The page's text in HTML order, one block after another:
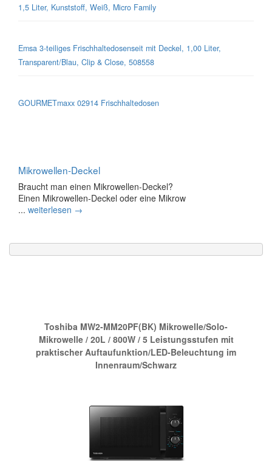
1,5 Liter, Kunststoff, Weiß, Micro Family
Emsa 3-teiliges Frischhaltedosenseit mit Deckel, 1,00 Liter,
Transparent/Blau, Clip & Close, 508558
GOURMETmaxx 02914 Frischhaltedosen
Mikrowellen-Deckel
Braucht man einen Mikrowellen-Deckel?
Einen Mikrowellen-Deckel oder eine Mikrow
... weiterlesen →
Toshiba MW2-MM20PF(BK) Mikrowelle/Solo-
Mikrowelle / 20L / 800W / 5 Leistungsstufen mit
praktischer Auftaufunktion/LED-Beleuchtung im
Innenraum/Schwarz